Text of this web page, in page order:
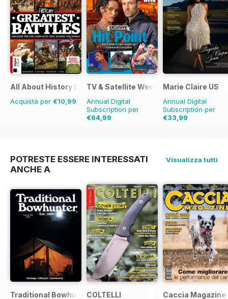
All About History Book of Greatest Battles
Acquista per €10,99
TV & Satellite Week
Annual Digital
Subscription per
€64,99
Marie Claire US
Annual Digital
Subscription per
€33,99
POTRESTE ESSERE INTERESSATI
ANCHE A
Visualizza tutti
Traditional Bowhunter Magazine
COLTELLI Caccia Magazine